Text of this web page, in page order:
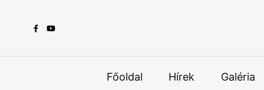
Főoldal Hírek Galéria